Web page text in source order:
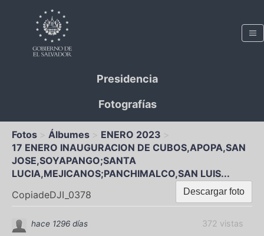
Presidencia
Fotografías
Fotos Álbumes
ENERO 2023
17 ENERO INAUGURACION DE CUBOS,APOPA,SAN
JOSE,SOYAPANGO;SANTA
LUCIA,MEJICANOS;PANCHIMALCO,SAN LUIS...
Descargar foto
CopiadeDJI_0378
372 vistas
hace 1296 días